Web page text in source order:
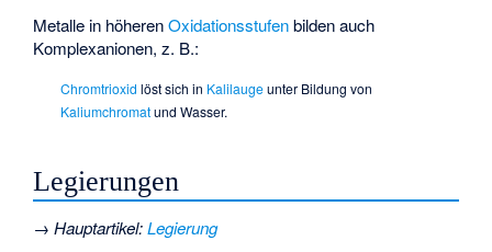
Metalle in höherenOxidationsstufenbilden auch
Komplexanionen, z. B.:
Chromtrioxid löst sich in Kalilaugeunter Bildung von
Kaliumchromatund Wasser.
Legierungen
→Hauptartikel:Legierung